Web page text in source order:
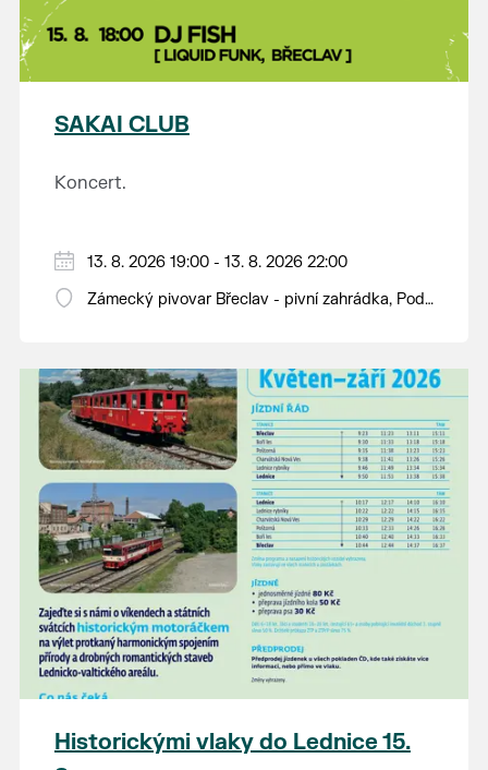
SAKAI CLUB
Koncert.
13. 8. 2026 19:00 - 13. 8. 2026 22:00
Zámecký pivovar Břeclav - pivní zahrádka, Pod
Historickými vlaky do Lednice 15.